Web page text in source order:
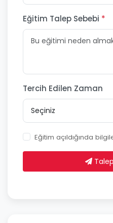
Eğitim Talep Sebebi *
Tercih Edilen Zaman
Eğitim açıldığında